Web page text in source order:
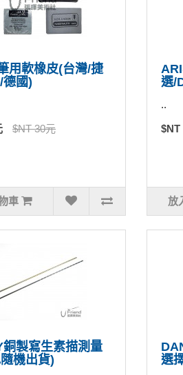
用軟橡皮(台灣/捷
德國)
$NT 30元
車
選/
..
$NT
放
銅製寫生素描測量
機出貨)
選